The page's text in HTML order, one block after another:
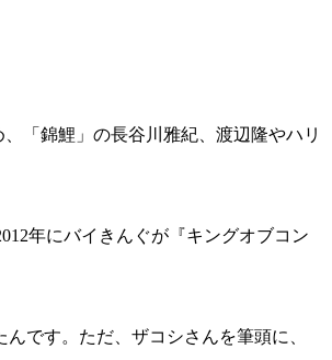
「錦鯉」の長谷川雅紀、渡辺隆やハリ
年にバイきんぐが『キングオブコン
です。ただ、ザコシさんを筆頭に、